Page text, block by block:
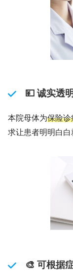
💴 诚实透
本院母体为保险诊
求让患者明明白白
🎨 可根据